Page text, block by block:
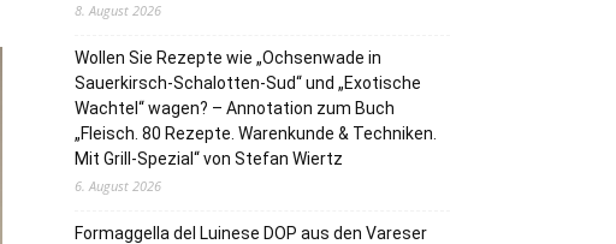
8. August 2026
Wollen Sie Rezepte wie „Ochsenwade in
Sauerkirsch-Schalotten-Sud“ und „Exotische
Wachtel“ wagen? – Annotation zum Buch
„Fleisch. 80 Rezepte. Warenkunde & Techniken.
Mit Grill-Spezial“ von Stefan Wiertz
6. August 2026
Formaggella del Luinese DOP aus den Vareser